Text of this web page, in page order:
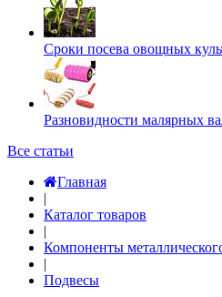
Сроки посева овощных
Разновидности малярных
Все статьи
Главная
|
Каталог товаров
|
Компоненты
|
Подвесы